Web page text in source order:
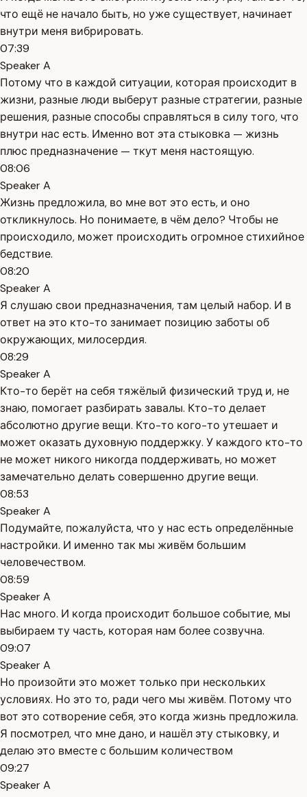
что ещё не начало быть, но уже существует, начинает
внутри меня вибрировать.
07:39
Speaker A
Потому что в каждой ситуации, которая происходит в
жизни, разные люди выберут разные стратегии, разные
решения, разные способы справляться в силу того, что
внутри нас есть. Именно вот эта стыковка — жизнь
плюс предназначение — ткут меня настоящую.
08:06
Speaker A
Жизнь предложила, во мне вот это есть, и оно
откликнулось. Но понимаете, в чём дело? Чтобы не
происходило, может происходить огромное стихийное
бедствие.
08:20
Speaker A
Я слушаю свои предназначения, там целый набор. И в
ответ на это кто-то занимает позицию заботы об
окружающих, милосердия.
08:29
Speaker A
Кто-то берёт на себя тяжёлый физический труд и, не
знаю, помогает разбирать завалы. Кто-то делает
абсолютно другие вещи. Кто-то кого-то утешает и
может оказать духовную поддержку. У каждого кто-то
не может никого никогда поддерживать, но может
замечательно делать совершенно другие вещи.
08:53
Speaker A
Подумайте, пожалуйста, что у нас есть определённые
настройки. И именно так мы живём большим
человечеством.
08:59
Speaker A
Нас много. И когда происходит большое событие, мы
выбираем ту часть, которая нам более созвучна.
09:07
Speaker A
Но произойти это может только при нескольких
условиях. Но это то, ради чего мы живём. Потому что
вот это сотворение себя, это когда жизнь предложила.
Я посмотрел, что мне дано, и нашёл эту стыковку, и
делаю это вместе с большим количеством
09:27
Speaker A